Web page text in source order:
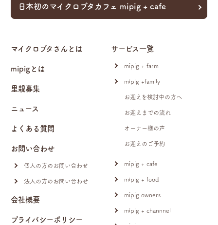
日本初のマイクロブタカフェ mipig + cafe
マイクロブタさんとは
mipigとは
里親募集
サービス一覧
mipig + farm
mipig +family
お迎えを検討中の方へ
お迎えまでの流れ
オーナー様の声
お迎えのご予約
mipig + cafe
mipig + food
mipig owners
mipig + channnel
ニュース
よくある質問
お問い合わせ
個人の方のお問い合わせ
法人の方のお問い合わせ
会社概要
プライバシーポリシー